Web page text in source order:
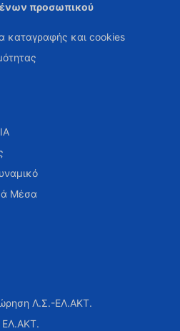
προσωπικού
καταγραφής και cookies
Μέσα
Λ.Σ.-ΕΛ.ΑΚΤ.
ΕΛ.ΑΚΤ.